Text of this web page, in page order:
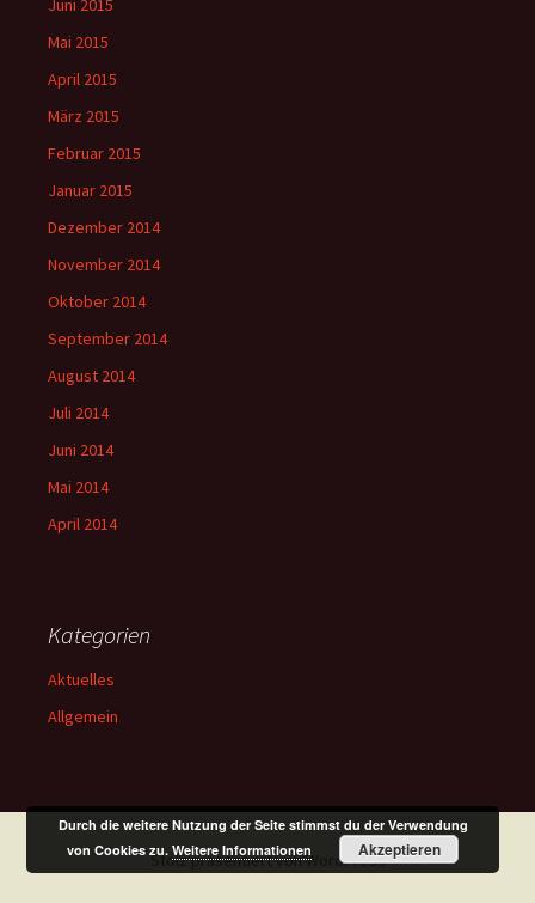
Mai 2015
April 2015
März 2015
Februar 2015
Januar 2015
Dezember 2014
November 2014
Oktober 2014
September 2014
August 2014
Juli 2014
Juni 2014
Mai 2014
April 2014
Kategorien
Aktuelles
Allgemein
Stolz präsentiert von WordPress
Durch die weitere Nutzung der Seite stimmst du der Verwendung
von Cookies zu.Weitere Informationen Akzeptieren